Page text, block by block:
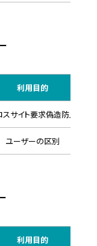
利用目的
スサイト要求偽造防止
ユーザーの区別
利用目的